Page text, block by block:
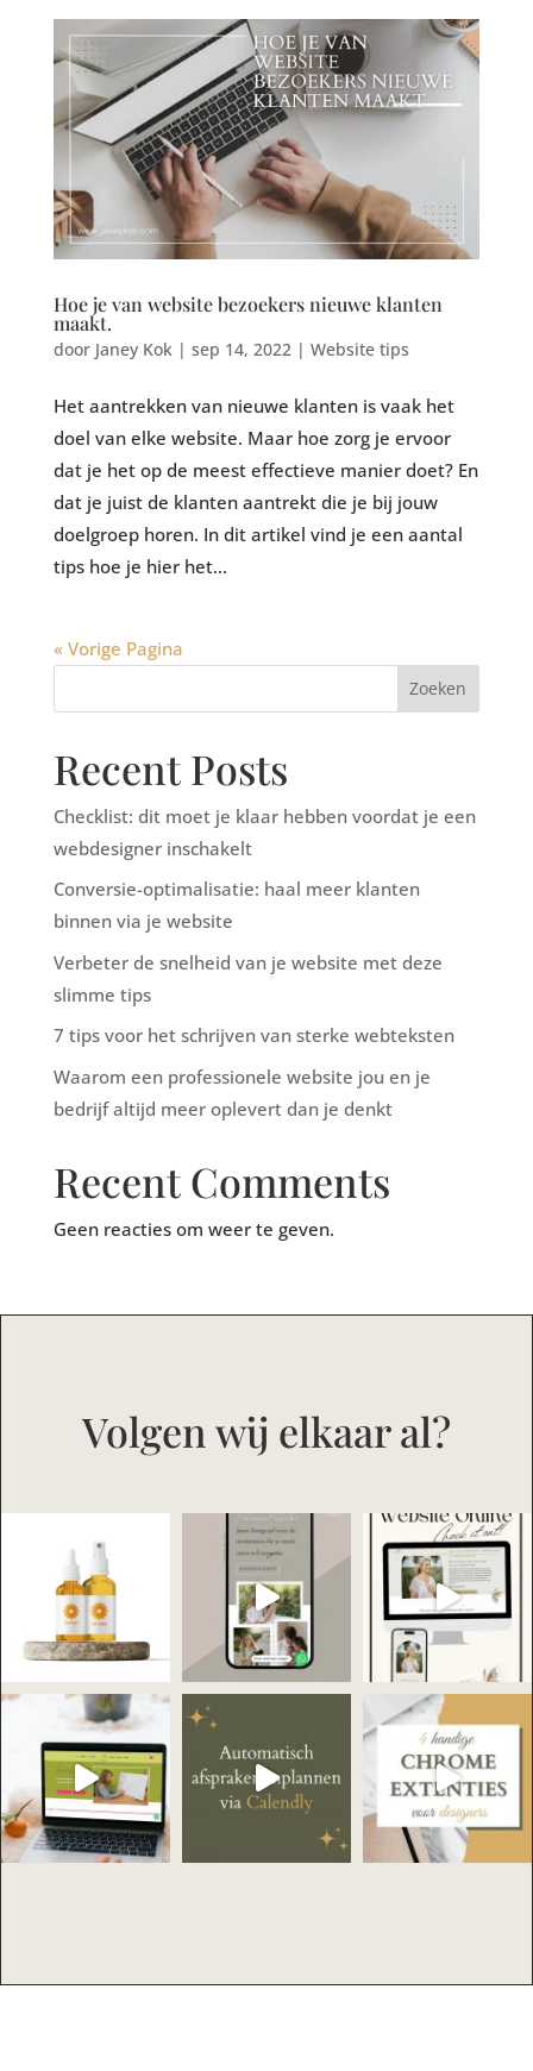
Hoe je van website bezoekers nieuwe klanten
maakt.
door Janey Kok | sep 14, 2022 | Website tips
Het aantrekken van nieuwe klanten is vaak het
doel van elke website. Maar hoe zorg je ervoor
dat je het op de meest effectieve manier doet? En
dat je juist de klanten aantrekt die je bij jouw
doelgroep horen. In dit artikel vind je een aantal
tips hoe je hier het...
« Vorige Pagina
Zoeken
Recent Posts
Checklist: dit moet je klaar hebben voordat je een
webdesigner inschakelt
Conversie-optimalisatie: haal meer klanten
binnen via je website
Verbeter de snelheid van je website met deze
slimme tips
7 tips voor het schrijven van sterke webteksten
Waarom een professionele website jou en je
bedrijf altijd meer oplevert dan je denkt
Recent Comments
Geen reacties om weer te geven.
Volgen wij elkaar al?